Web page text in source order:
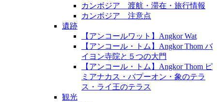
カンボジア 渡航・滞在・旅行情報
カンボジア 注意点
遺跡
【アンコールワット】Angkor Wat
【アンコール・トム】Angkor Thom バ
イヨン寺院と５つの大門
【アンコール・トム】Angkor Thom ピ
ミアナカス・バプーオン・象のテラ
ス・ライ王のテラス
観光